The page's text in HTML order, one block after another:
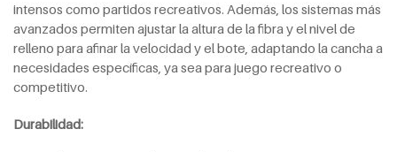
intensos como partidos recreativos. Además, los sistemas más
avanzados permiten ajustar la altura de la fibra y el nivel de
relleno para afinar la velocidad y el bote, adaptando la cancha a
necesidades específicas, ya sea para juego recreativo o
competitivo.
Durabilidad: